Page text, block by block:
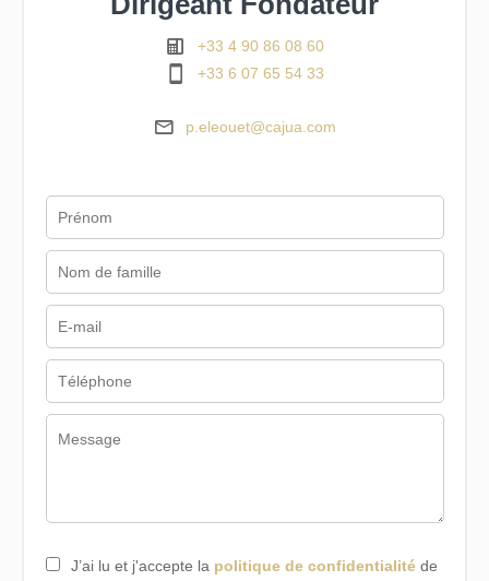
+33 4 90 86 08 60
+33 6 07 65 54 33
p.eleouet@cajua.com
J’ai lu et j'accepte la politique de confidentialitéde